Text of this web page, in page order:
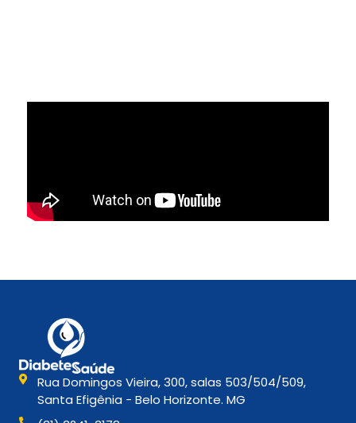
Rua Domingos Vieira, 300, salas 503/504/509,
Santa Efigênia - Belo Horizonte. MG